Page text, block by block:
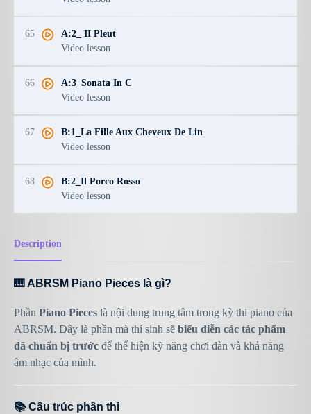
Description
🎹 ABRSM Piano Pieces là gì?
Phần Piano Pieces là nội dung trung tâm trong kỳ thi piano của
ABRSM. Đây là phần mà thí sinh sẽ biểu diễn các tác phẩm
đã chuẩn bị trước để thể hiện kỹ năng chơi đàn và khả năng
âm nhạc của mình.
📚 Cấu trúc phần thi
65
A:2_ II Pleut
Video lesson
66
A:3_Sonata In C
Video lesson
67
B:1_La Fille Aux Cheveux De Lin
Video lesson
68
B:2_Il Porco Rosso
Video lesson